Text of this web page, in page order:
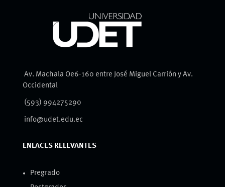
Av. Machala Oe6-160 entre José Miguel Carrión y Av.
Occidental
(593) 994275290
info@udet.edu.ec
ENLACES RELEVANTES
Pregrado